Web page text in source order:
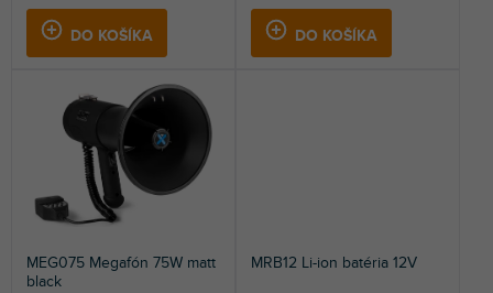
DO KOŠÍKA DO KOŠÍKA
MEG075 Megafón 75W matt
black
MRB12 Li-ion batéria 12V